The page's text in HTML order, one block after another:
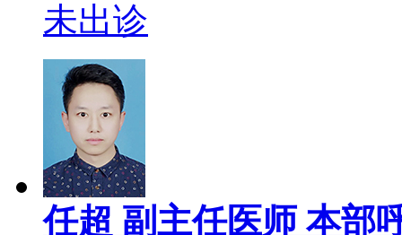
未出诊
任超 副主任医师本部